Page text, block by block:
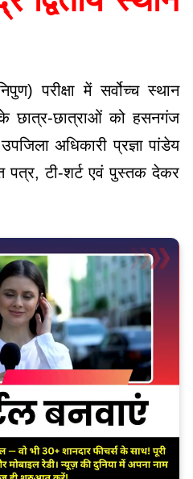
परीक्षा में सर्वोच्च स्थान
के छात्र-छात्राओं को हसनगंज
अधिकारी प्रज्ञा पांडेय
पत्र, टी-शर्ट एवं पुस्तक देकर